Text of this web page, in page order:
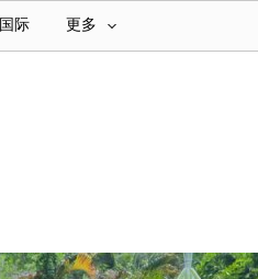
国际 更多